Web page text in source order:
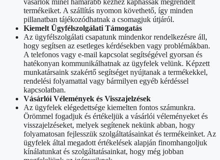
termékeiket. A szállítás nyomon követhető, így minden
pillanatban tájékozódhatnak a csomagjuk útjáról.
Kiemelt Ügyfélszolgálati Támogatás
Az ügyfélszolgálati csapatunk mindenkor rendelkezésre áll,
hogy segítsen az esetleges kérdésekben vagy problémákban.
A telefonos vagy e-mail kapcsolat segítségével gyorsan és
hatékonyan kommunikálhatnak az ügyfelek velünk. Képzett
munkatársaink szakértő segítséget nyújtanak a termékekkel,
rendelési folyamattal vagy bármilyen egyéb kérdéssel
kapcsolatban.
Vásárlói Vélemények és Visszajelzések
Az ügyfelek elégedettsége kiemelten fontos számunkra.
Örömmel fogadjuk és értékeljük a vásárlói véleményeket és
visszajelzéseket, melyek segítenek nekünk abban, hogy
folyamatosan fejlesszük szolgáltatásainkat és termékeinket. Az
ügyfelek által megadott értékelések alapján finomhangoljuk
kínálatunkat és szolgáltatásainkat, hogy még jobban